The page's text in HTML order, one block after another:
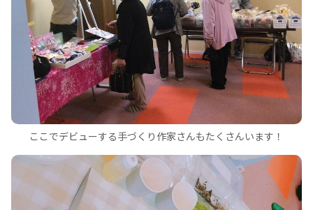
ここでデビューする手づくり作家さんもたくさんいます！